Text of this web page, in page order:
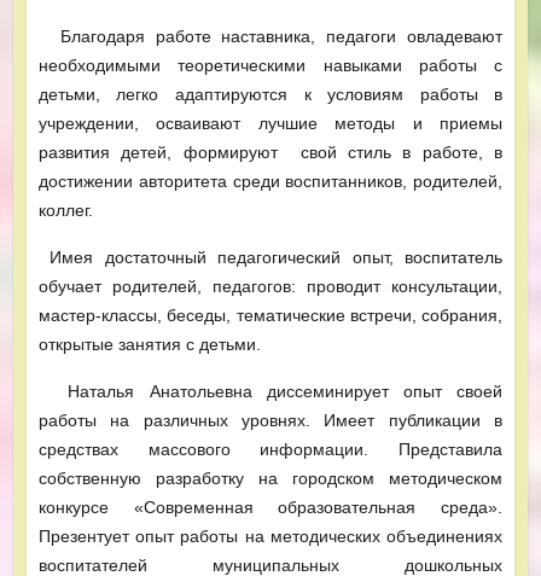
Благодаря работе наставника, педагоги овладевают
необходимыми теоретическими навыками работы с
детьми, легко адаптируются к условиям работы в
учреждении, осваивают лучшие методы и приемы
развития детей, формируют свой стиль в работе, в
достижении авторитета среди воспитанников, родителей,
коллег.
Имея достаточный педагогический опыт, воспитатель
обучает родителей, педагогов: проводит консультации,
мастер-классы, беседы, тематические встречи, собрания,
открытые занятия с детьми.
Наталья Анатольевна диссеминирует опыт своей
работы на различных уровнях. Имеет публикации в
средствах массового информации. Представила
собственную разработку на городском методическом
конкурсе «Современная образовательная среда».
Презентует опыт работы на методических объединениях
воспитателей муниципальных дошкольных